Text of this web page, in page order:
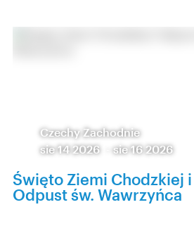
Czechy Zachodnie
sie 14 2026
-sie 16 2026
Święto Ziemi Chodzkiej i
Odpust św. Wawrzyńca